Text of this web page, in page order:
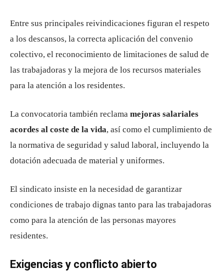
Entre sus principales reivindicaciones figuran el respeto
a los descansos, la correcta aplicación del convenio
colectivo, el reconocimiento de limitaciones de salud de
las trabajadoras y la mejora de los recursos materiales
para la atención a los residentes.
La convocatoria también reclama mejoras salariales
acordes al coste de la vida, así como el cumplimiento de
la normativa de seguridad y salud laboral, incluyendo la
dotación adecuada de material y uniformes.
El sindicato insiste en la necesidad de garantizar
condiciones de trabajo dignas tanto para las trabajadoras
como para la atención de las personas mayores
residentes.
Exigencias y conflicto abierto